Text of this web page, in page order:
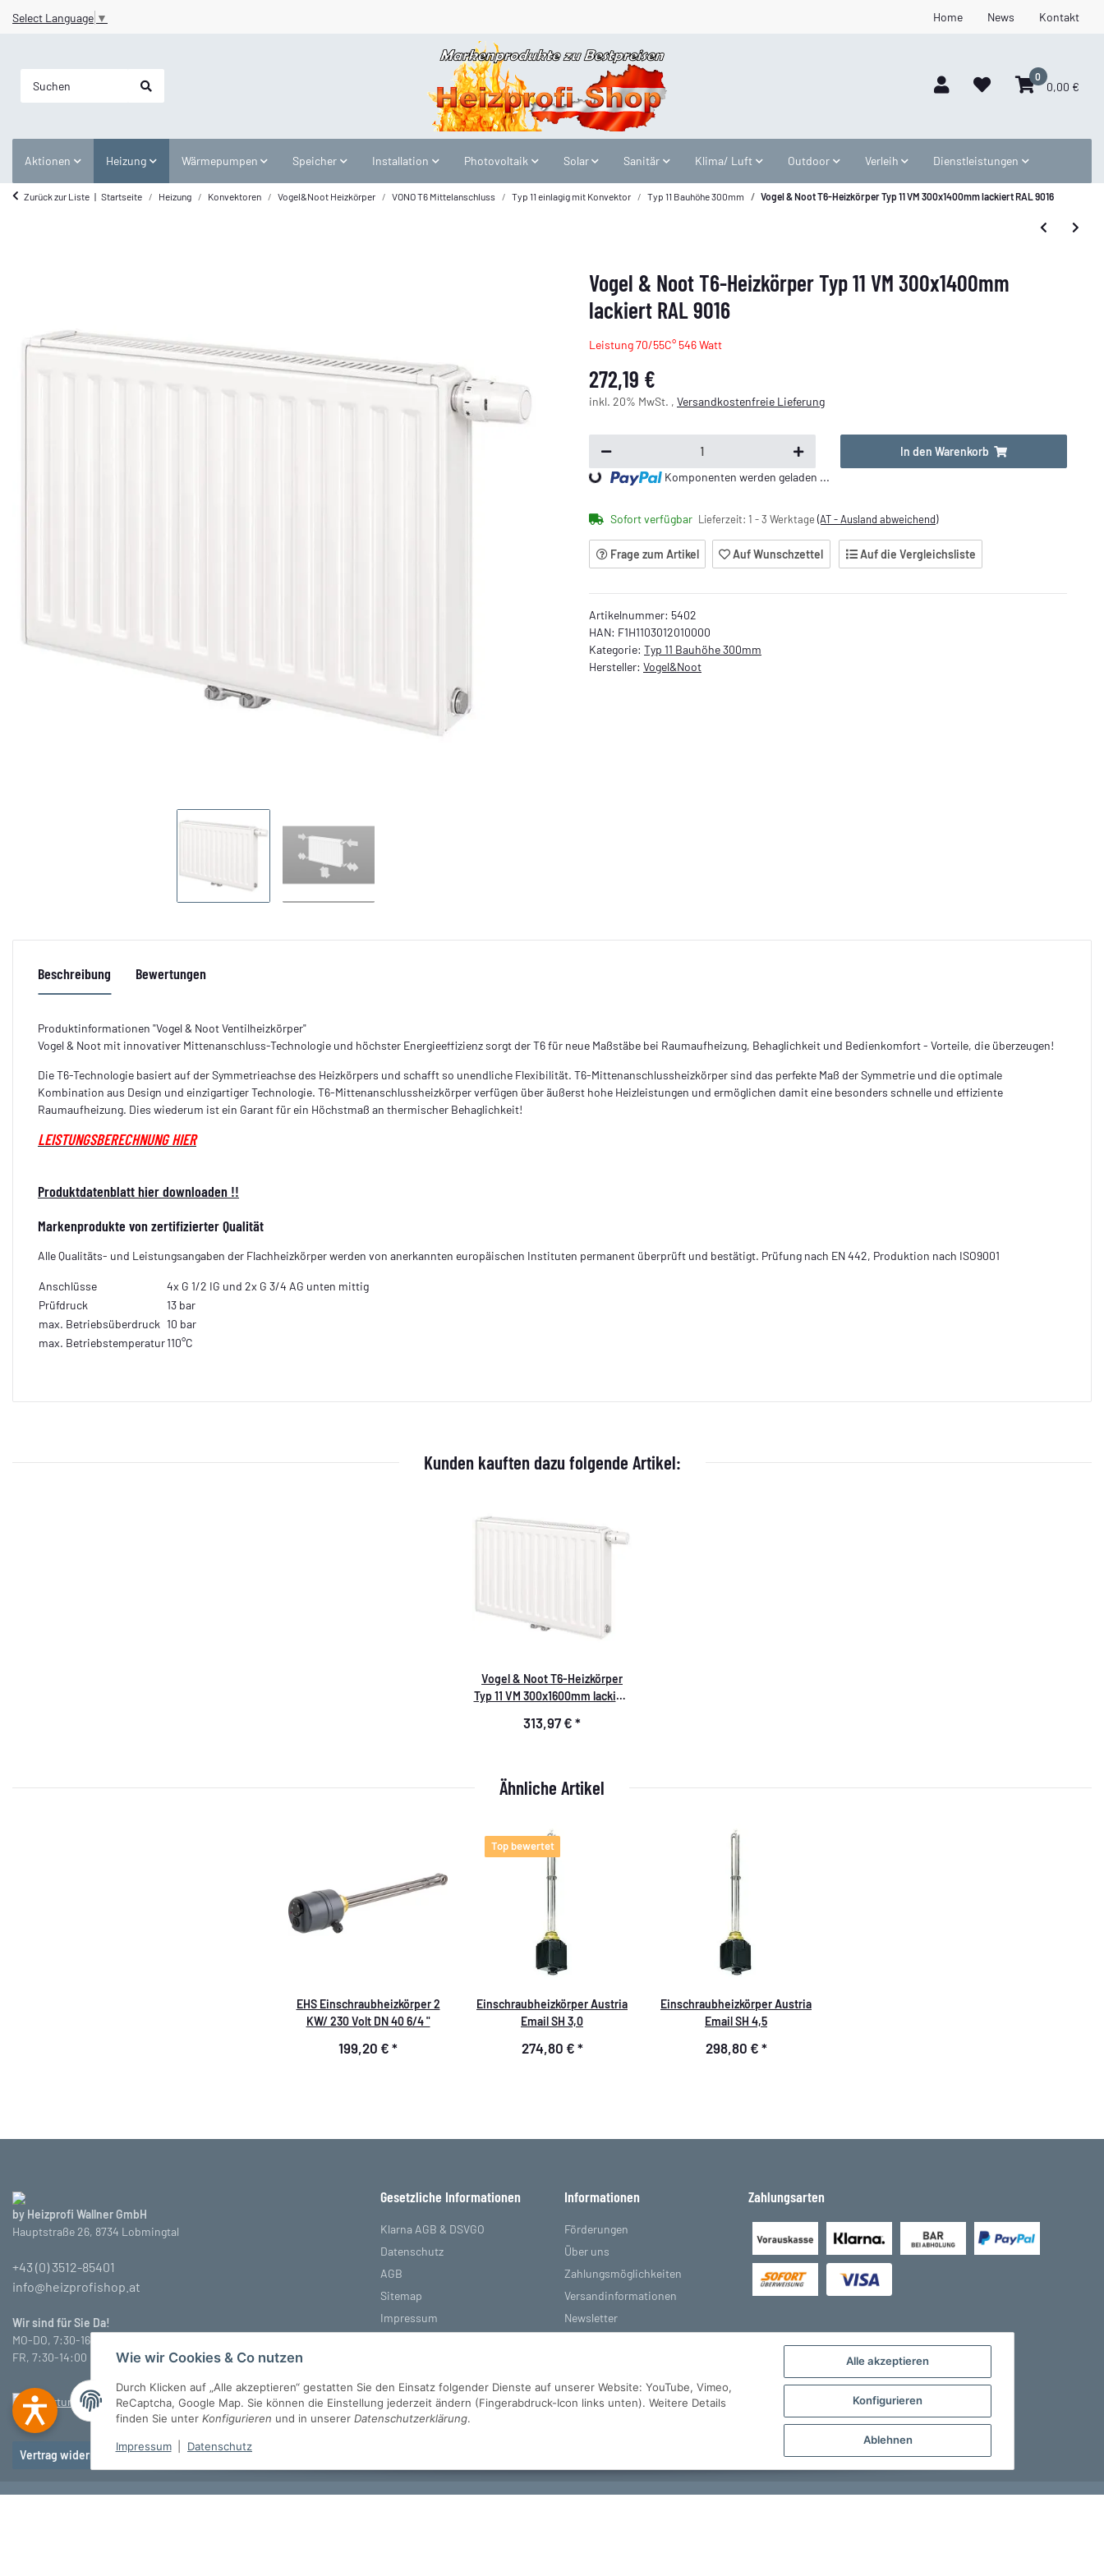
Alle akzeptieren
Konfigurieren
Ablehnen
Wie wir Cookies & Co nutzen
Durch Klicken auf „Alle akzeptieren“ gestatten Sie den Einsatz folgender Dienste auf unserer Website: YouTube, Vimeo,
ReCaptcha, Google Map. Sie können die Einstellung jederzeit ändern (Fingerabdruck-Icon links unten). Weitere Details
finden Sie unter Konfigurieren und in unserer Datenschutzerklärung.
Impressum Datenschutz
Home News Kontakt
Select Language ▼
0
0,00 €
Aktionen Heizung Wärmepumpen Speicher Installation Photovoltaik Solar Sanitär Klima/ Luft Outdoor Verleih Dienstleistungen
Zurück zur Liste Startseite Heizung Konvektoren Vogel&Noot Heizkörper VONO T6 Mittelanschluss Typ 11 einlagig mit Konvektor Typ 11 Bauhöhe 300mm Vogel & Noot T6-Heizkörper Typ 11 VM 300x1400mm lackiert RAL 9016
Vogel & Noot T6-Heizkörper Typ 11 VM 300x1400mm
lackiert RAL 9016
Leistung 70/55C° 546 Watt
272,19 €
inkl. 20% MwSt. , Versandkostenfreie Lieferung
In den Warenkorb
Loading... Komponenten werden geladen ...
Sofort verfügbar Lieferzeit: 1 - 3 Werktage (AT - Ausland abweichend)
Frage zum Artikel Auf Wunschzettel Auf die Vergleichsliste
Artikelnummer: 5402
HAN: F1H1103012010000
Kategorie: Typ 11 Bauhöhe 300mm
Hersteller: Vogel&Noot
Beschreibung Bewertungen
Produktinformationen "Vogel & Noot Ventilheizkörper"
Vogel & Noot mit innovativer Mittenanschluss-Technologie und höchster Energieeffizienz sorgt der T6 für neue Maßstäbe bei Raumaufheizung, Behaglichkeit und Bedienkomfort - Vorteile, die überzeugen!
Die T6-Technologie basiert auf der Symmetrieachse des Heizkörpers und schafft so unendliche Flexibilität. T6-Mittenanschlussheizkörper sind das perfekte Maß der Symmetrie und die optimale
Kombination aus Design und einzigartiger Technologie. T6-Mittenanschlussheizkörper verfügen über äußerst hohe Heizleistungen und ermöglichen damit eine besonders schnelle und effiziente
Raumaufheizung. Dies wiederum ist ein Garant für ein Höchstmaß an thermischer Behaglichkeit!
LEISTUNGSBERECHNUNG HIER
Produktdatenblatt hier downloaden !!
Markenprodukte von zertifizierter Qualität
Alle Qualitäts- und Leistungsangaben der Flachheizkörper werden von anerkannten europäischen Instituten permanent überprüft und bestätigt. Prüfung nach EN 442, Produktion nach ISO9001
Anschlüsse
4x G 1/2 IG und 2x G 3/4 AG unten mittig
Prüfdruck
13 bar
max. Betriebsüberdruck 10 bar
max. Betriebstemperatur110°C
Kunden kauften dazu folgende Artikel:
Vogel & Noot T6-Heizkörper
Typ 11 VM 300x1600mm lackiert
313,97 € *
Ähnliche Artikel
EHS Einschraubheizkörper 2
KW/ 230 Volt DN 40 6/4 "
199,20 € *
Top bewertet
Einschraubheizkörper Austria
Email SH 3,0
274,80 € *
Einschraubheizkörper Austria
Email SH 4,5
298,80 € *
by Heizprofi Wallner GmbH
Hauptstraße 26, 8734 Lobmingtal
+43 (0) 3512-85401
info@heizprofishop.at
Wir sind für Sie Da!
MO-DO, 7:30-16:30 Uhr
FR, 7:30-14:00 Uhr
Gesetzliche Informationen
Klarna AGB & DSVGO
Datenschutz
AGB
Sitemap
Impressum
Informationen
Förderungen
Über uns
Zahlungsmöglichkeiten
Versandinformationen
Newsletter
Zahlungsarten
Vertrag widerrufen